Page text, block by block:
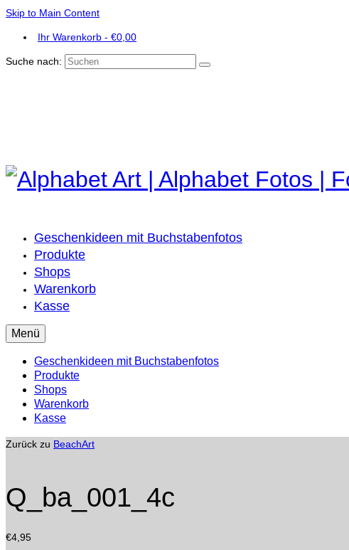
Skip to Main Content
Ihr Warenkorb - €0,00
Suche nach:
Geschenkideen mit Buchstabenfotos
Produkte
Shops
Warenkorb
Kasse
Menü
Geschenkideen mit Buchstabenfotos
Produkte
Shops
Warenkorb
Kasse
Zurück zu BeachArt
Q_ba_001_4c
€4,95